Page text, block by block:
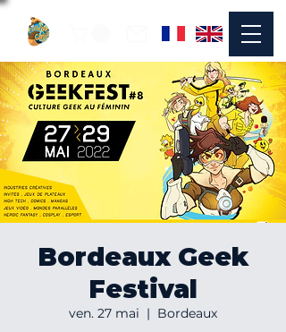
Bordeaux Geek
Festival
ven. 27 mai
  |
Bordeaux